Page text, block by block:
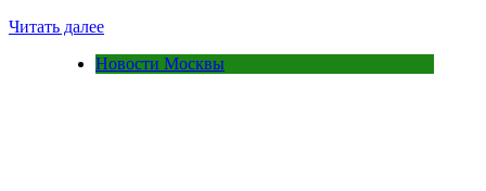
Читать далее
Новости Москвы